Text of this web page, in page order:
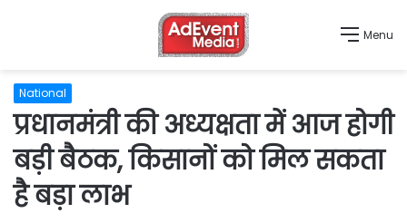
Menu
National
प्रधानमंत्री की अध्यक्षता में आज होगी
बड़ी बैठक, किसानों को मिल सकता
है बड़ा लाभ